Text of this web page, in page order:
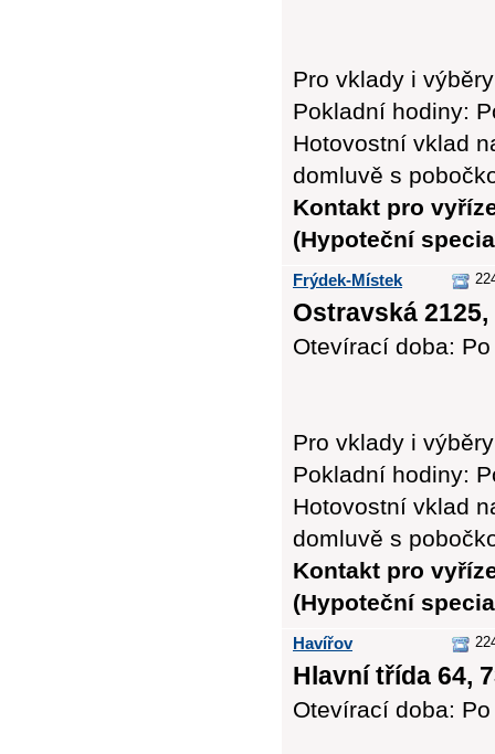
Pro vklady i
Pokladní hodiny:
Hotovostní vklad
domluvě s
Kontakt pro
(Hypoteční
Frýdek-Místek
Ostravská 2125,
Otevírací doba:
Pro vklady i
Pokladní hodiny:
Hotovostní vklad
domluvě s
Kontakt pro
(Hypoteční
Havířov
Hlavní třída 64,
Otevírací doba: